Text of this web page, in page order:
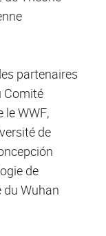
partenaires
Comité
WWF,
de
de
du Wuhan